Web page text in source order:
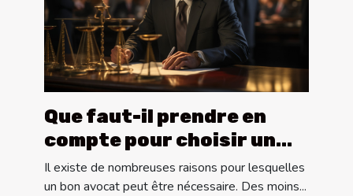
Que faut-il prendre en
compte pour choisir un
bon avocat ?
Il existe de nombreuses raisons pour lesquelles
un bon avocat peut être nécessaire. Des moins...